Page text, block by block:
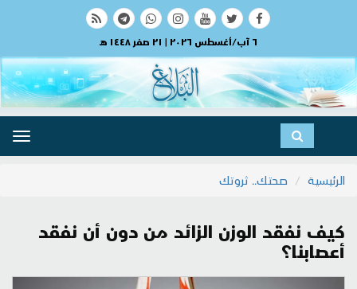
٦ آب/أغسطس ٢٠٢٦ | ٢١ صفر ١٤٤٨ هـ
الرئيسية
صحتك.. ثروتك
كيف نفقد الوزن الزائد من دون أن نفقد
أعصابنا؟